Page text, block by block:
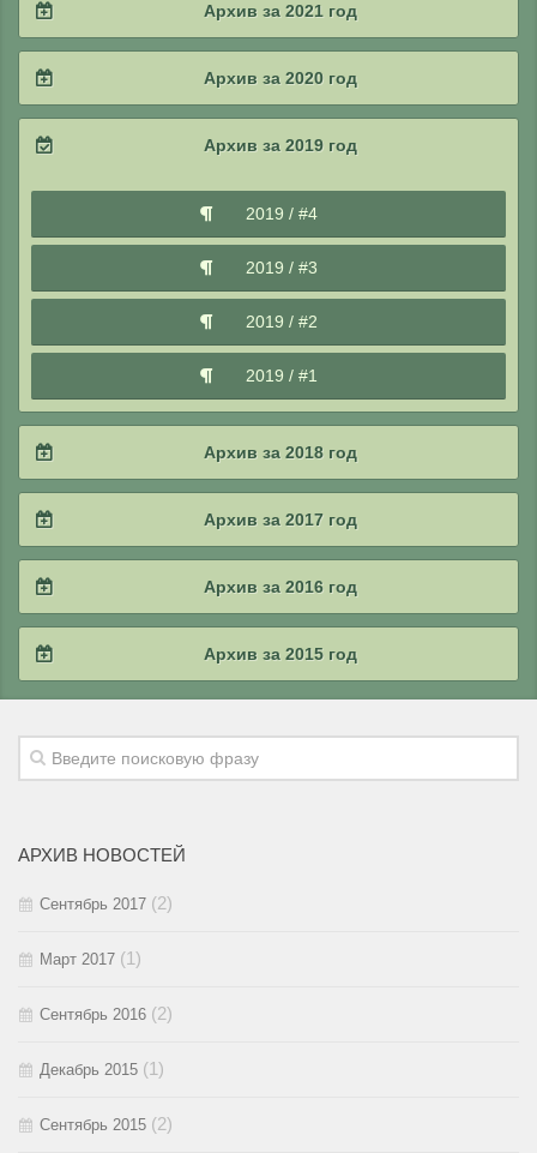
2023 / #2
2022 / #3
2022 / #2
Архив за 2021 год
2021 / #3
Архив за 2020 год
2020 / #3
2020 / #2
2020 / #1
Архив за 2019 год
2019 / #4
2019 / #3
2019 / #2
2019 / #1
Архив за 2018 год
2018 / #3
2018 / #2
Архив за 2017 год
2017 / #3
2017 / #2
2017 / #1
Архив за 2016 год
2016 / #3
Архив за 2015 год
2015 / #3
АРХИВ НОВОСТЕЙ
Сентябрь 2017 (2)
Март 2017 (1)
Сентябрь 2016 (2)
Декабрь 2015 (1)
Сентябрь 2015 (2)